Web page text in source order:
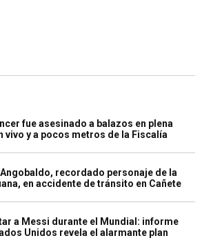
fue asesinado a balazos en plena
vivo y a pocos metros de la Fiscalía
recordado personaje de la
en accidente de tránsito en Cañete
a Messi durante el Mundial: informe
Unidos revela el alarmante plan